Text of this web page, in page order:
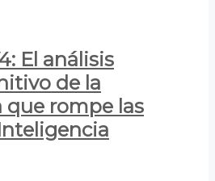
El análisis
de la
rompe las